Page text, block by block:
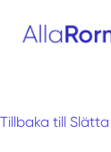
Tillbaka till